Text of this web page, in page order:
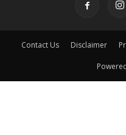
Contact Us Disclaimer